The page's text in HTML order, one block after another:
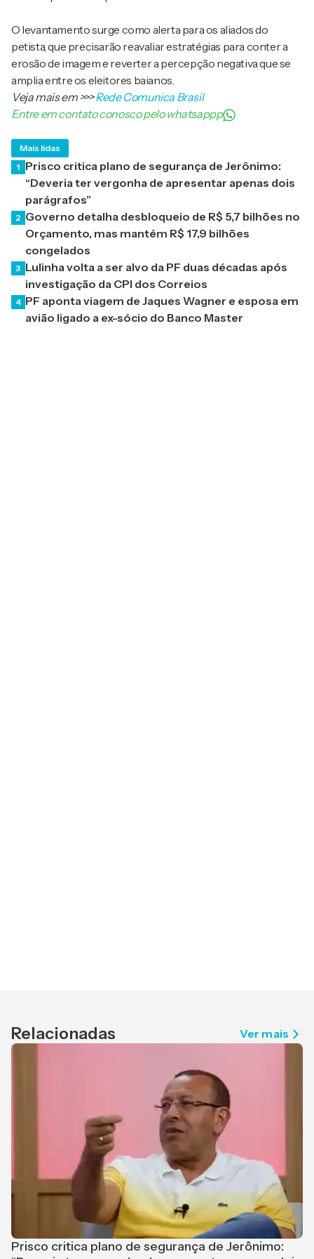
O levantamento surge como alerta para os aliados do
petista, que precisarão reavaliar estratégias para conter a
erosão de imagem e reverter a percepção negativa que se
amplia entre os eleitores baianos.
Veja mais em>>>Rede Comunica Brasil
Entre em contato conosco pelo whatsappp
Mais lidas
1 Prisco critica plano de segurança de Jerônimo:
“Deveria ter vergonha de apresentar apenas dois
parágrafos”
2 Governo detalha desbloqueio de R$ 5,7 bilhões no
Orçamento, mas mantém R$ 17,9 bilhões
congelados
3 Lulinha volta a ser alvo da PF duas décadas após
investigação da CPI dos Correios
4 PF aponta viagem de Jaques Wagner e esposa em
avião ligado a ex-sócio do Banco Master
Relacionadas Ver mais
Prisco critica plano de segurança de Jerônimo: